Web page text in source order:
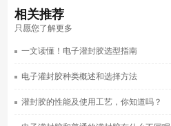
相关推荐
只愿您了解更多
一文读懂！电子灌封胶选型指南
电子灌封胶种类概述和选择方法
灌封胶的性能及使用工艺，你知道吗？